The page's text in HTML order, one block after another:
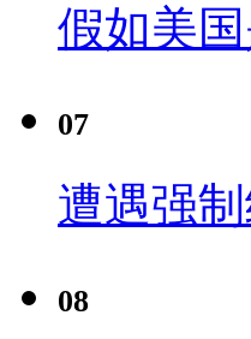
假如美
07
遭遇强
08